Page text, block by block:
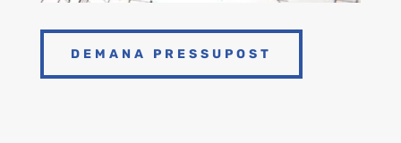
DEMANA PRESSUPOST